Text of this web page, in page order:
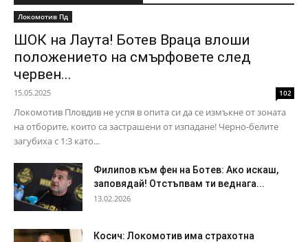
Локомотив Пд
ШОК на Лаута! Ботев Враца влоши
положението на смърфовете след
червен...
15.05.2025 102
Локомотив Пловдив не успя в опита си да се измъкне от зоната
на отборите, които са застрашени от изпадане! Черно-белите
загубиха с 1:3 като...
Филипов към фен на Ботев: Ако искаш,
заповядай! Отстъпвам ти веднага...
13.02.2026
Косич: Локомотив има страхотна